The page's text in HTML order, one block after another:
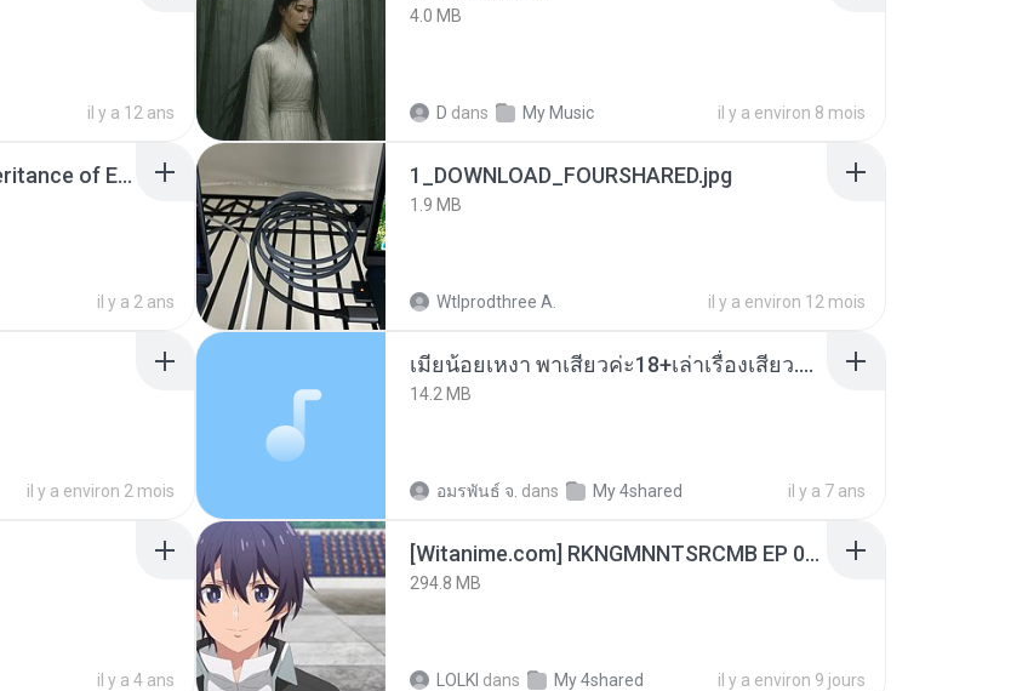
il y a 12 ans
4.0 MB
D dans My Music il y a environ 8 mois
Wrath & Glory - Aeldari - Inheritance of Embers.pdf
il y a 2 ans
1_DOWNLOAD_FOURSHARED.jpg
1.9 MB
Wtlprodthree A. il y a environ 12 mois
il y a environ 2 mois
เมียน้อยเหงา พาเสียวค่ะ18+เล่าเรื่องเสียว.mp3
14.2 MB
อมรพันธ์ จ. dans My 4shared il y a 7 ans
il y a 4 ans
[Witanime.com] RKNGMNNTSRCMB EP 06 HD.mp4
294.8 MB
LOLKI dans My 4shared il y a environ 9 jours